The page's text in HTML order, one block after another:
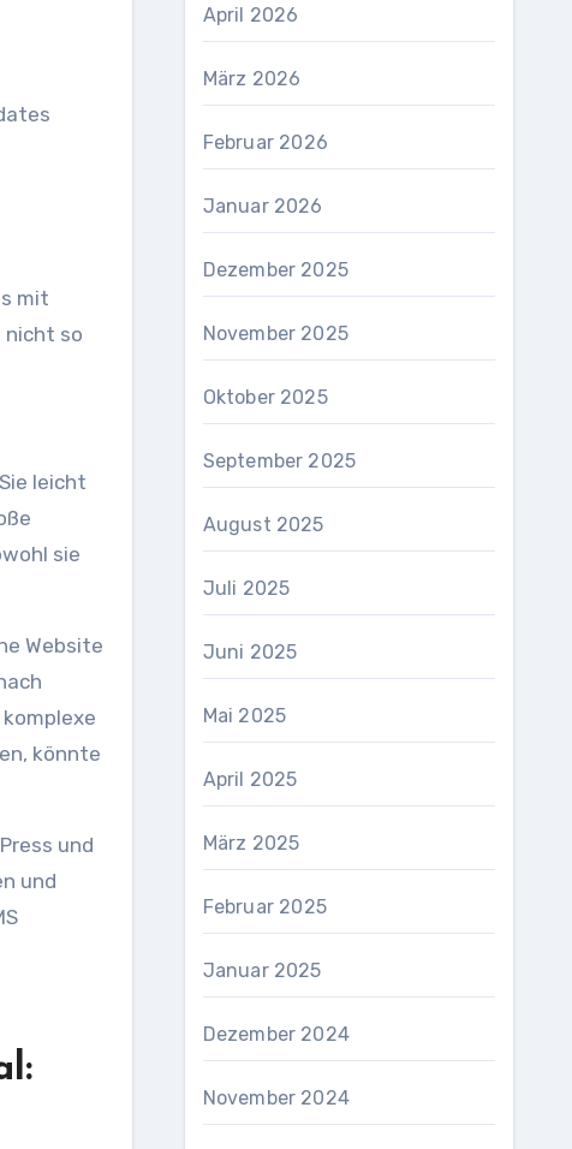
mit
nicht so
leicht
sie
Website
könnte
und
und
April 2026
März 2026
Februar 2026
Januar 2026
Dezember 2025
November 2025
Oktober 2025
September 2025
August 2025
Juli 2025
Juni 2025
Mai 2025
April 2025
März 2025
Februar 2025
Januar 2025
Dezember 2024
November 2024